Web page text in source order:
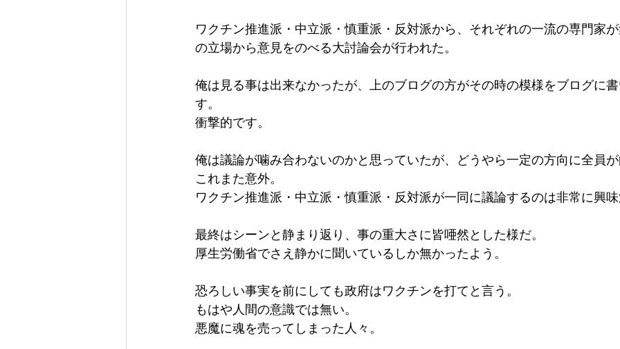
ワクチン推進派・中立派・慎重派・反対派から、それぞれの一流の専門家
の立場から意見をのべる大討論会が行われた。
俺は見る事は出来なかったが、上のブログの方がその時の模様をブログに
す。
衝撃的です。
俺は議論が噛み合わないのかと思っていたが、どうやら一定の方向に全員
これまた意外。
ワクチン推進派・中立派・慎重派・反対派が一同に議論するのは非常に興
最終はシーンと静まり返り、事の重大さに皆唖然とした様だ。
厚生労働省でさえ静かに聞いているしか無かったよう。
恐ろしい事実を前にしても政府はワクチンを打てと言う。
もはや人間の意識では無い。
悪魔に魂を売ってしまった人々。